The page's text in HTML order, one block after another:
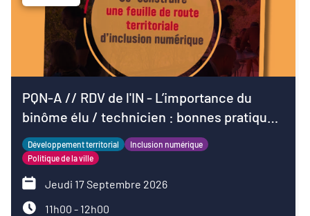
PQN-A // RDV de l'IN - L’importance du
binôme élu / technicien : bonnes pratiques
pour démarrer le mandat
Développement territorial
Inclusion numérique
Politique de la ville
Jeudi 17 Septembre 2026
11h00 - 12h00